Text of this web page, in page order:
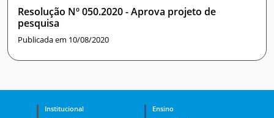
Resolução Nº 050.2020 - Aprova projeto de
pesquisa
Publicada em 10/08/2020
Institucional
Ensino